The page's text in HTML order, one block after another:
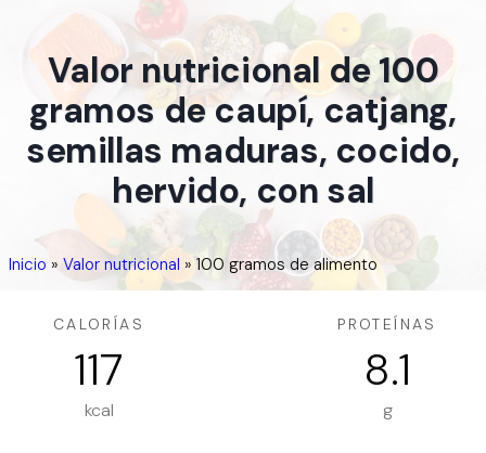
Valor nutricional de 100
gramos de caupí, catjang,
semillas maduras, cocido,
hervido, con sal
Inicio » Valor nutricional » 100 gramos de alimento
CALORÍAS
117
kcal
PROTEÍNAS
8.1
g